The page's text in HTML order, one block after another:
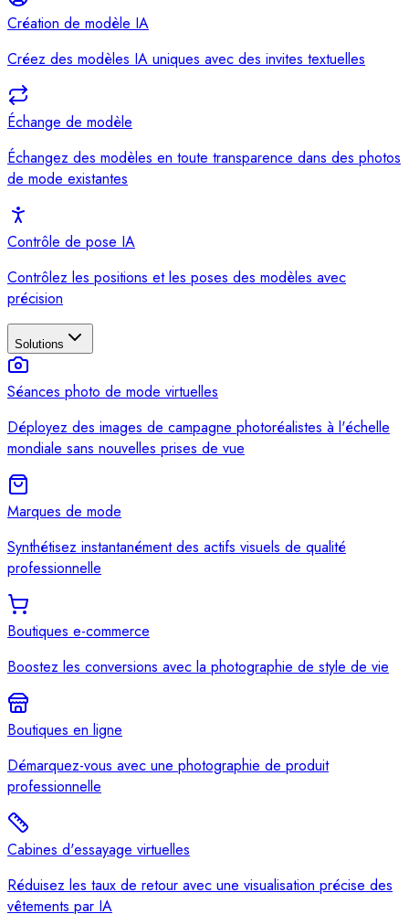
Création de modèle IA
Créez des modèles IA uniques avec des invites textuelles
Échange de modèle
Échangez des modèles en toute transparence dans des photos
de mode existantes
Contrôle de pose IA
Contrôlez les positions et les poses des modèles avec
précision
Solutions
Séances photo de mode virtuelles
Déployez des images de campagne photoréalistes à l'échelle
mondiale sans nouvelles prises de vue
Marques de mode
Synthétisez instantanément des actifs visuels de qualité
professionnelle
Boutiques e-commerce
Boostez les conversions avec la photographie de style de vie
Boutiques en ligne
Démarquez-vous avec une photographie de produit
professionnelle
Cabines d'essayage virtuelles
Réduisez les taux de retour avec une visualisation précise des
vêtements par IA